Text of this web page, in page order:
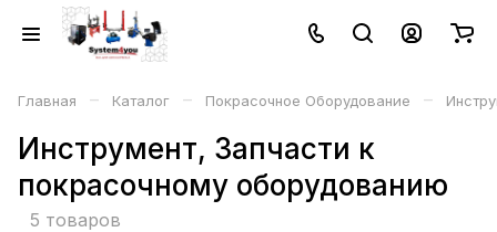
Главная – Каталог – Покрасочное Оборудование –
Инструмент, Запчасти к
покрасочному оборудованию
5 товаров